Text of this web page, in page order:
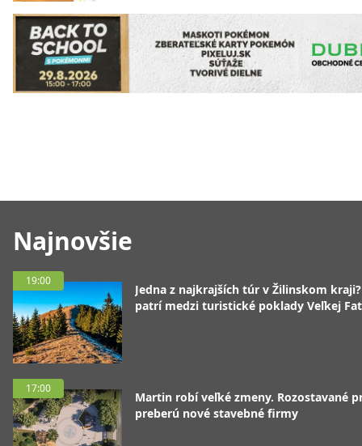
Najnovšie
19:00
Jedna z najkrajších túr v Žilinskom
patrí medzi turistické poklady Veľkej
17:00
Martin robí veľké zmeny. Rozostavané
preberú nové stavebné firmy